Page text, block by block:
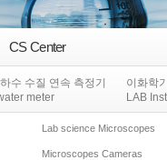
CS Center
수 수질 연속 측정기
meter
이화학
LAB
Lab science Microscopes
Microscopes Cameras